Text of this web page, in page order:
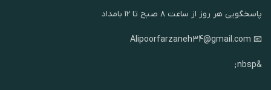
پاسخگویی هر روز از ساعت ۸ صبح تا ۱۲ بامداد
📧 Alipoorfarzaneh34@gmail.com
&nbsp;